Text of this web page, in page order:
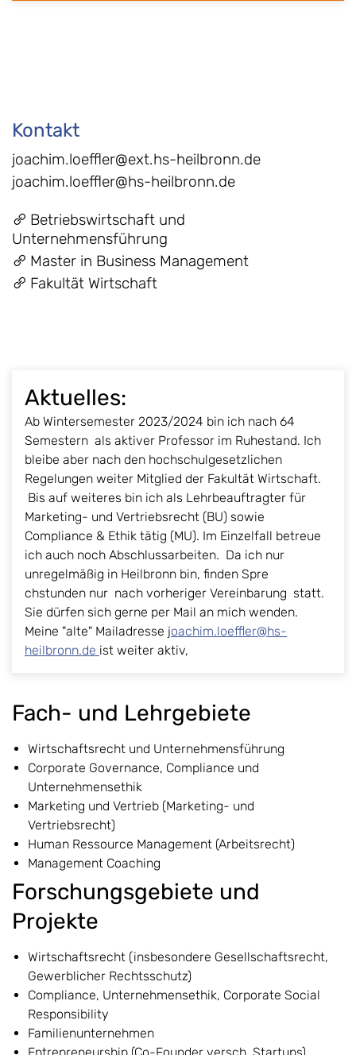
Kontakt
joachim.loeffler@ext.hs-heilbronn.de
joachim.loeffler@hs-heilbronn.de
Betriebswirtschaft und
Unternehmensführung
Master in Business Management
Fakultät Wirtschaft
Aktuelles:
Ab Wintersemester 2023/2024 bin ich nach 64
Semestern als aktiver Professor im Ruhestand. Ich
bleibe aber nach den hochschulgesetzlichen
Regelungen weiter Mitglied der Fakultät Wirtschaft.
Bis auf weiteres bin ich als Lehrbeauftragter für
Marketing- und Vertriebsrecht (BU) sowie
Compliance & Ethik tätig (MU). Im Einzelfall betreue
ich auch noch Abschlussarbeiten. Da ich nur
unregelmäßig in Heilbronn bin, finden Spre
chstunden nur nach vorheriger Vereinbarung statt.
Sie dürfen sich gerne per Mail an mich wenden.
Meine "alte" Mailadresse joachim.loeffler@hs-
heilbronn.de ist weiter aktiv,
Fach- und Lehrgebiete
Wirtschaftsrecht und Unternehmensführung
Corporate Governance, Compliance und
Unternehmensethik
Marketing und Vertrieb (Marketing- und
Vertriebsrecht)
Human Ressource Management (Arbeitsrecht)
Management Coaching
Forschungsgebiete und
Projekte
Wirtschaftsrecht (insbesondere Gesellschaftsrecht,
Gewerblicher Rechtsschutz)
Compliance, Unternehmensethik, Corporate Social
Responsibility
Familienunternehmen
Entrepreneurship (Co-Founder versch. Startups)